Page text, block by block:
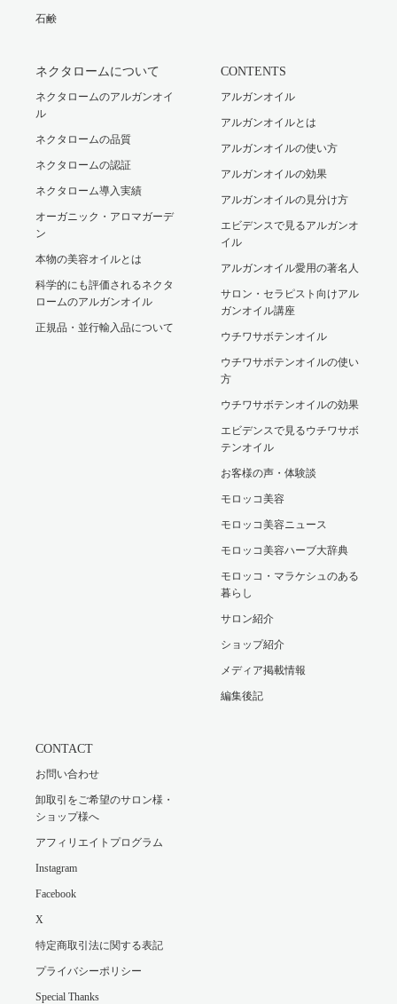
石鹸
ネクタロームについて
ネクタロームのアルガンオイ
ル
ネクタロームの品質
ネクタロームの認証
ネクタローム導入実績
オーガニック・アロマガーデ
ン
本物の美容オイルとは
科学的にも評価されるネクタ
ロームのアルガンオイル
正規品・並行輸入品について
CONTENTS
アルガンオイル
アルガンオイルとは
アルガンオイルの使い方
アルガンオイルの効果
アルガンオイルの見分け方
エビデンスで見るアルガンオ
イル
アルガンオイル愛用の著名人
サロン・セラピスト向けアル
ガンオイル講座
ウチワサボテンオイル
ウチワサボテンオイルの使い
方
ウチワサボテンオイルの効果
エビデンスで見るウチワサボ
テンオイル
お客様の声・体験談
モロッコ美容
モロッコ美容ニュース
モロッコ美容ハーブ大辞典
モロッコ・マラケシュのある
暮らし
サロン紹介
ショップ紹介
メディア掲載情報
編集後記
CONTACT
お問い合わせ
卸取引をご希望のサロン様・
ショップ様へ
アフィリエイトプログラム
Instagram
Facebook
X
特定商取引法に関する表記
プライバシーポリシー
Special Thanks